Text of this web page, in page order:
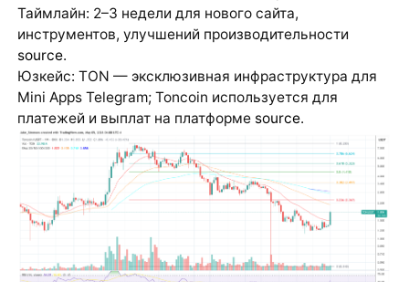
Таймлайн: 2–3 недели для нового сайта,
инструментов, улучшений производительности
source.
Юзкейс: TON — эксклюзивная инфраструктура для
Mini Apps Telegram; Toncoin используется для
платежей и выплат на платформе source.